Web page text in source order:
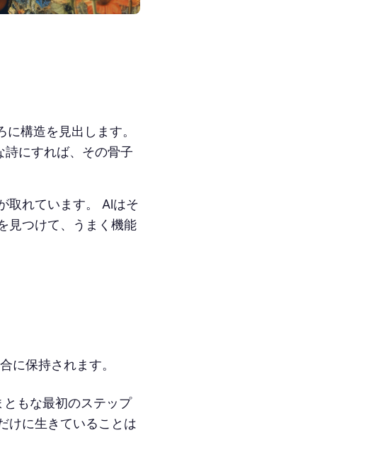
構造を見出します。
にすれば、その骨子
取れています。 AIはそ
見つけて、うまく機能
に保持されます。
もな最初のステップ
けに生きていることは